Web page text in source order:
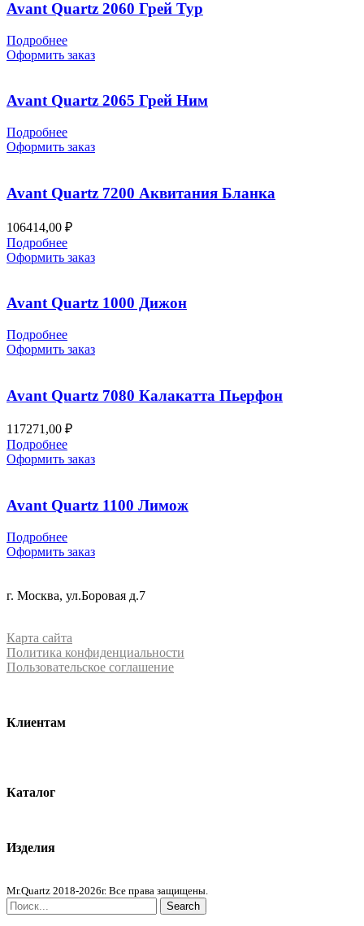
Avant Quartz 2060 Грей Тур
Подробнее
Оформить заказ
Avant Quartz 2065 Грей Ним
Подробнее
Оформить заказ
Avant Quartz 7200 Аквитания Бланка
106414,00 ₽
Подробнее
Оформить заказ
Avant Quartz 1000 Дижон
Подробнее
Оформить заказ
Avant Quartz 7080 Калакатта Пьерфон
117271,00 ₽
Подробнее
Оформить заказ
Avant Quartz 1100 Лимож
Подробнее
Оформить заказ
г. Москва, ул.Боровая д.7
Карта сайта
Политика конфиденциальности
Пользовательское соглашение
Клиентам
Каталог
Изделия
Mr.Quartz 2018-2026г. Все права защищены.
Search